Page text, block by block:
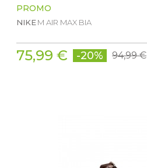
PROMO
NIKEM AIR MAX BIA
75,99 € -20% 94,99 €